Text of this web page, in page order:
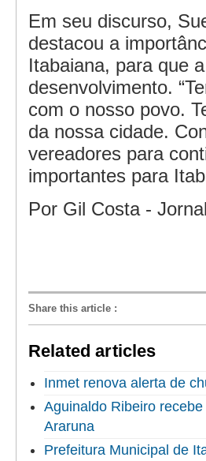
Em seu discurso,
destacou a
Itabaiana, para que
desenvolvimento.
com o nosso povo.
da nossa cidade.
vereadores para
importantes para
Por Gil Costa -
Share this article :
Related articles
Inmet renova alerta de
Aguinaldo Ribeiro
Araruna
Prefeitura Municipal de